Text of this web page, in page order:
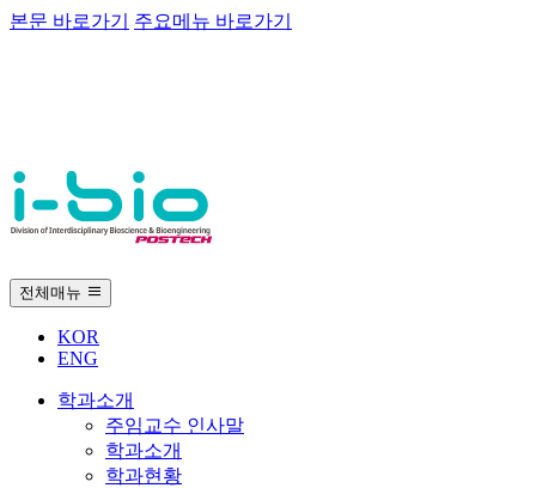
본문 바로가기 주요메뉴 바로가기
전체매뉴
KOR
ENG
학과소개
주임교수 인사말
학과소개
학과현황